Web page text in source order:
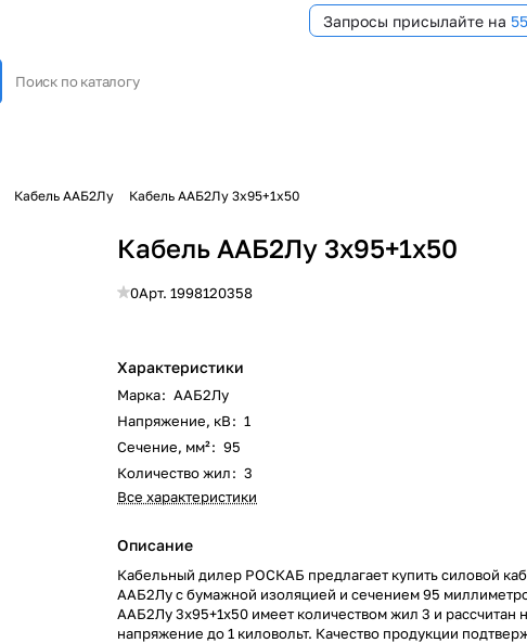
Запросы присылайте на
Кабель ААБ2Лу Кабель ААБ2Лу 3х95+1х50
Кабель ААБ2Лу 3х95+1х50
0Арт. 1998120358
Характеристики
Марка: ААБ2Лу
Напряжение, кВ: 1
Сечение, мм²: 95
Количество жил: 3
Все характеристики
Описание
Кабельный дилер РОСКАБ предлагает купить силовой
ААБ2Лу с бумажной изоляцией и сечением 95
ААБ2Лу 3х95+1х50 имеет количеством жил 3 и рассчитан
напряжение до 1 киловольт. Качество продукции